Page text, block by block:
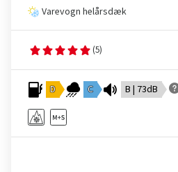
Varevogn helårsdæk
(5)
D C B | 73dB